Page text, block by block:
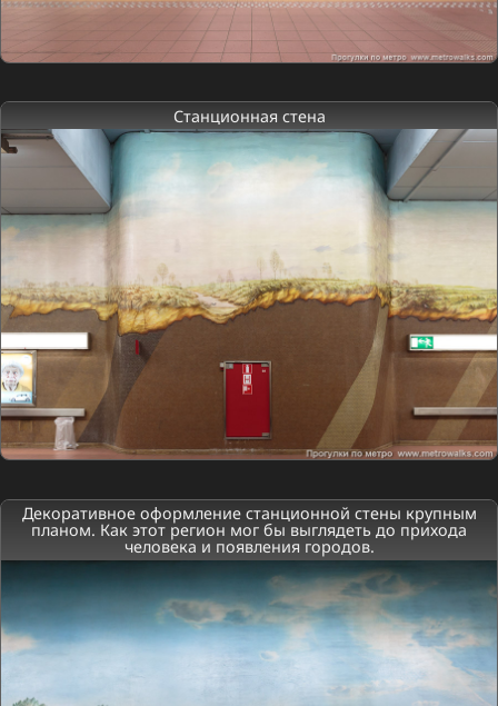
Станционная стена
Декоративное оформление станционной стены крупным
планом. Как этот регион мог бы выглядеть до прихода
человека и появления городов.